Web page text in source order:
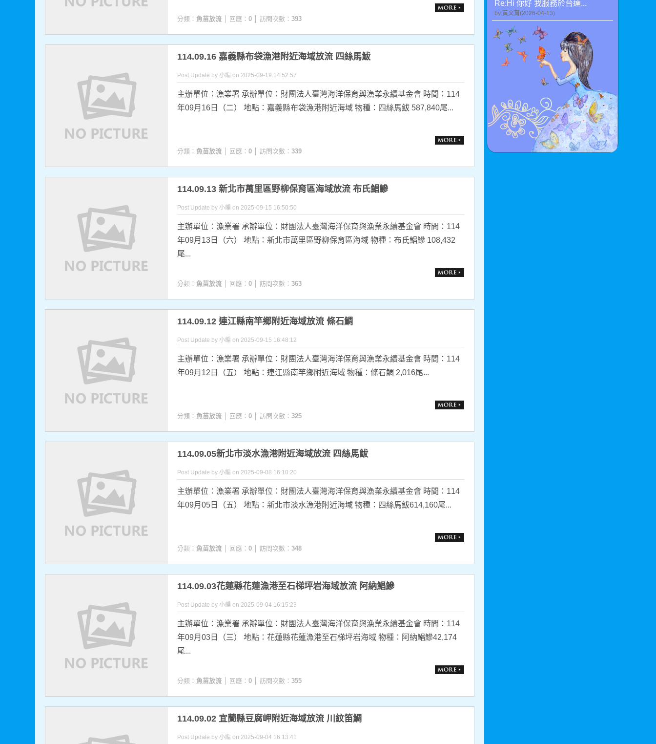
Re:Hi 你好 我服務於台達...
by:黃文育(2026-04-13)
分類： 魚苗放流 │ 回應： 0 │ 訪問次數： 393
114.09.16 嘉義縣布袋漁港附近海域放流 四絲馬鮁
Post Update by 小編 on 2025-09-19 14:52:57
主辦單位：漁業署 承辦單位：財團法人臺灣海洋保育與漁業永續基金會 時間：114
年09月16日（二） 地點：嘉義縣布袋漁港附近海域 物種：四絲馬鮁 587,840尾...
分類： 魚苗放流 │ 回應： 0 │ 訪問次數： 339
114.09.13 新北市萬里區野柳保育區海域放流 布氏鯧鰺
Post Update by 小編 on 2025-09-15 16:50:50
主辦單位：漁業署 承辦單位：財團法人臺灣海洋保育與漁業永續基金會 時間：114
年09月13日（六） 地點：新北市萬里區野柳保育區海域 物種：布氏鯧鰺 108,432
尾...
分類： 魚苗放流 │ 回應： 0 │ 訪問次數： 363
114.09.12 連江縣南竿鄉附近海域放流 條石鯛
Post Update by 小編 on 2025-09-15 16:48:12
主辦單位：漁業署 承辦單位：財團法人臺灣海洋保育與漁業永續基金會 時間：114
年09月12日（五） 地點：連江縣南竿鄉附近海域 物種：條石鯛 2,016尾...
分類： 魚苗放流 │ 回應： 0 │ 訪問次數： 325
114.09.05新北市淡水漁港附近海域放流 四絲馬鮁
Post Update by 小編 on 2025-09-08 16:10:20
主辦單位：漁業署 承辦單位：財團法人臺灣海洋保育與漁業永續基金會 時間：114
年09月05日（五） 地點：新北市淡水漁港附近海域 物種：四絲馬鮁614,160尾...
分類： 魚苗放流 │ 回應： 0 │ 訪問次數： 348
114.09.03花蓮縣花蓮漁港至石梯坪岩海域放流 阿納鯧鰺
Post Update by 小編 on 2025-09-04 16:15:23
主辦單位：漁業署 承辦單位：財團法人臺灣海洋保育與漁業永續基金會 時間：114
年09月03日（三） 地點：花蓮縣花蓮漁港至石梯坪岩海域 物種：阿納鯧鰺42,174
尾...
分類： 魚苗放流 │ 回應： 0 │ 訪問次數： 355
114.09.02 宜蘭縣豆腐岬附近海域放流 川紋笛鯛
Post Update by 小編 on 2025-09-04 16:13:41